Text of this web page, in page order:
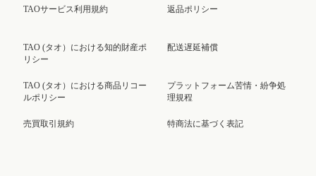
TAOサービス利用規約
TAO (タオ）における知的財産ポ
リシー
TAO (タオ）における商品リコー
ルポリシー
売買取引規約
返品ポリシー
配送遅延補償
プラットフォーム苦情・紛争処
理規程
特商法に基づく表記